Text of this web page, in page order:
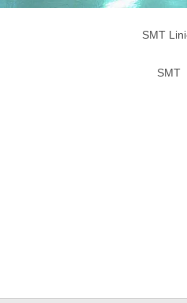
SMT
SMT